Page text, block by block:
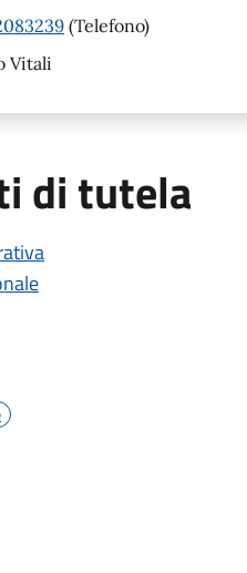
(Telefono)
Vitali
di tutela